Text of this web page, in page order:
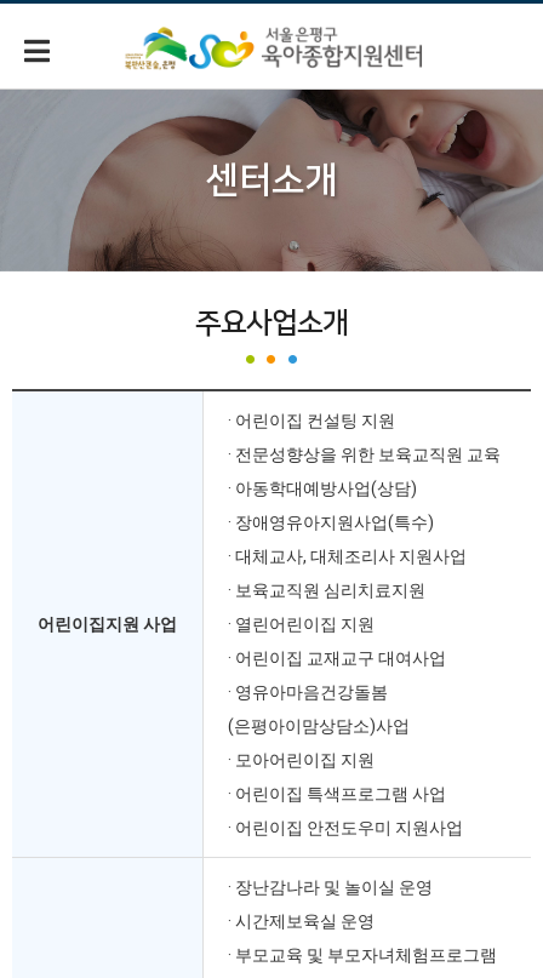
센터소개
주요사업소개
어린이집지원 사업
· 어린이집 컨설팅 지원
· 전문성향상을 위한 보육교직원 교육
· 아동학대예방사업(상담)
· 장애영유아지원사업(특수)
· 대체교사, 대체조리사 지원사업
· 보육교직원 심리치료지원
· 열린어린이집 지원
· 어린이집 교재교구 대여사업
· 영유아마음건강돌봄
(은평아이맘상담소)사업
· 모아어린이집 지원
· 어린이집 특색프로그램 사업
· 어린이집 안전도우미 지원사업
· 장난감나라 및 놀이실 운영
· 시간제보육실 운영
· 부모교육 및 부모자녀체험프로그램